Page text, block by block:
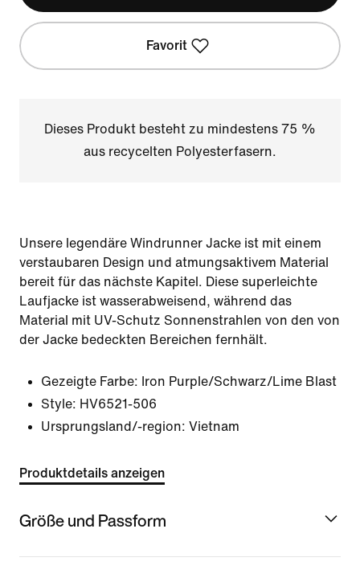
Favorit
Dieses Produkt besteht zu mindestens 75 %
aus recycelten Polyesterfasern.
Unsere legendäre Windrunner Jacke ist mit einem
verstaubaren Design und atmungsaktivem Material
bereit für das nächste Kapitel. Diese superleichte
Laufjacke ist wasserabweisend, während das
Material mit UV-Schutz Sonnenstrahlen von den von
der Jacke bedeckten Bereichen fernhält.
Gezeigte Farbe: Iron Purple/Schwarz/Lime Blast
Style: HV6521-506
Ursprungsland/-region: Vietnam
Produktdetails anzeigen
Größe und Passform